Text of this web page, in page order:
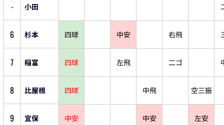
- 小田
6 杉本 四球 中安 右飛
7 稲富 四球 左飛 二ゴ
8 比屋根 四球 中飛 空三振
9 宜保 中安 中安 左安